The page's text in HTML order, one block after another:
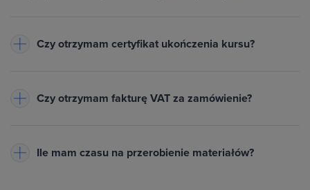
Czy otrzymam certyfikat ukończenia kursu?
Twoim koncie w zakładce Certyfikaty. Warunkiem jego
się Twoje imię oraz nazwisko, nazwa ukończonego kursu,
data wystawienia i unikalny numer certyfikatu. Certyfikat
Czy otrzymam fakturę VAT za zamówienie?
zakupie. Pobierzesz ją z zakładki Historia zamówień na
Ile mam czasu na przerobienie materiałów?